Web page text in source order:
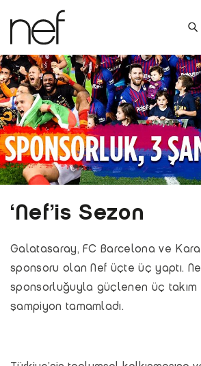
‘Nef’is Sezon
Galatasaray, FC Barcelona ve
sponsoru olan Nef üçte üç yaptı.
sponsorluğuyla güçlenen üç takım
şampiyon tamamladı.